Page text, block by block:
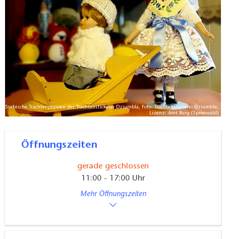
Stickmaschine sowie Bienenhonig angeboten. Im
Winter kann man manchmal sehen wie Dieter
Dziumbla Weidenkörbe aus selbst geernteten
Weidenruten herstellt.
Sorbische Trachtenpuppen der Trachtenstickerei Dziumbla, Foto: Trachtenstickerei Dziumbla,
Lizenz: Amt Burg (Spreewald)
Öffnungszeiten
gerade geschlossen
11:00 - 17:00 Uhr
Mehr Öffnungszeiten